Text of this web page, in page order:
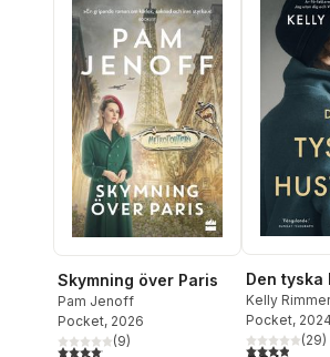
Skymning över Paris
Pam Jenoff
Pocket, 2026
4,1utav 5 stjärnor. Totalt antal röster:
(9)
Den tyska
Kelly Rimmer
Pocket, 2024
3,9utav 5(29)